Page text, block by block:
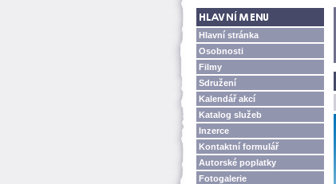
Hlavní stránka
Osobnosti
Filmy
Sdružení
Kalendář akcí
Katalog služeb
Inzerce
Kontaktní formulář
Autorské poplatky
Fotogalerie